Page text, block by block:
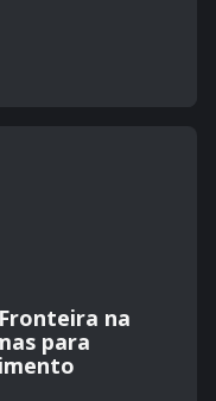
na
para